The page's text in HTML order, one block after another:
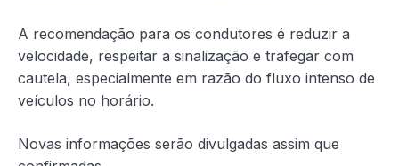
A recomendação para os condutores é reduzir a
velocidade, respeitar a sinalização e trafegar com
cautela, especialmente em razão do fluxo intenso de
veículos no horário.
Novas informações serão divulgadas assim que